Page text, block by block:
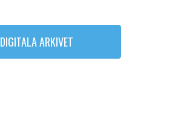
DIGITALA ARKIVET